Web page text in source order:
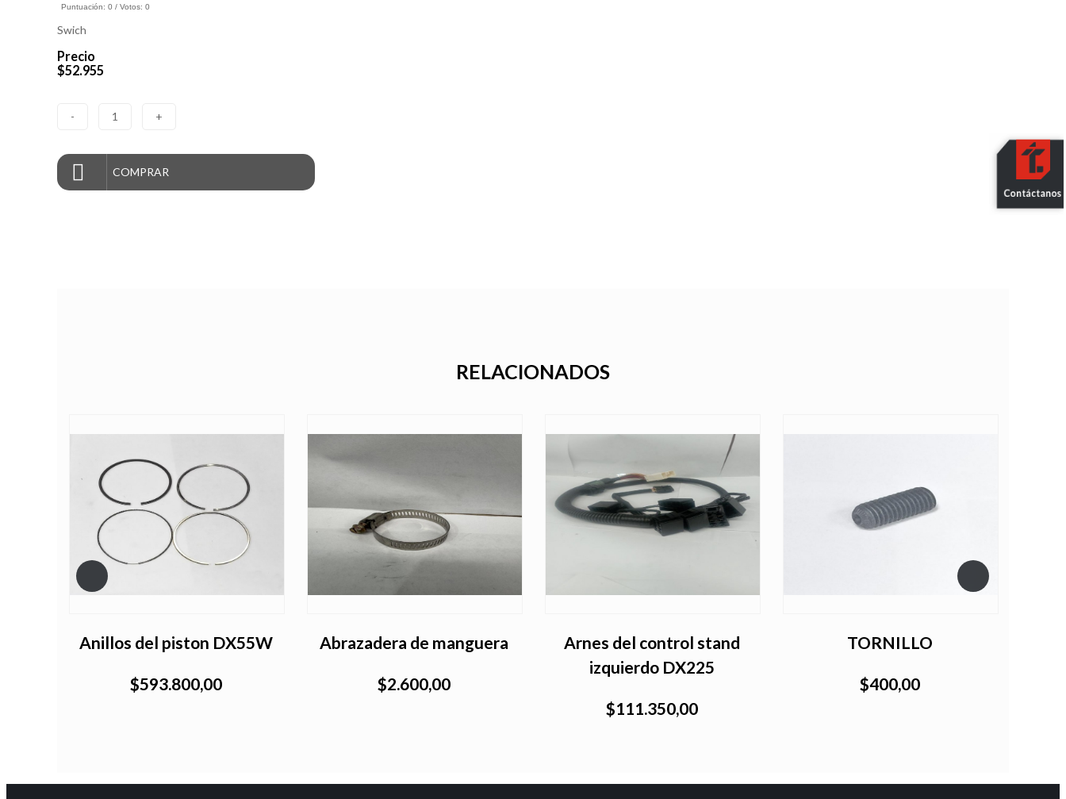
Puntuación: 0 / Votos: 0
Swich
Precio
$52.955
- 1 +
COMPRAR
RELACIONADOS
Anillos del piston DX55W
$593.800,00
Abrazadera de manguera
$2.600,00
Arnes del control stand
izquierdo DX225
$111.350,00
TORNILLO
$400,00